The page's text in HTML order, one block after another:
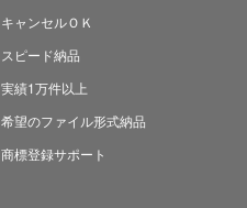
キャンセルＯＫ
スピード納品
実績1万件以上
希望のファイル形式納品
商標登録サポート